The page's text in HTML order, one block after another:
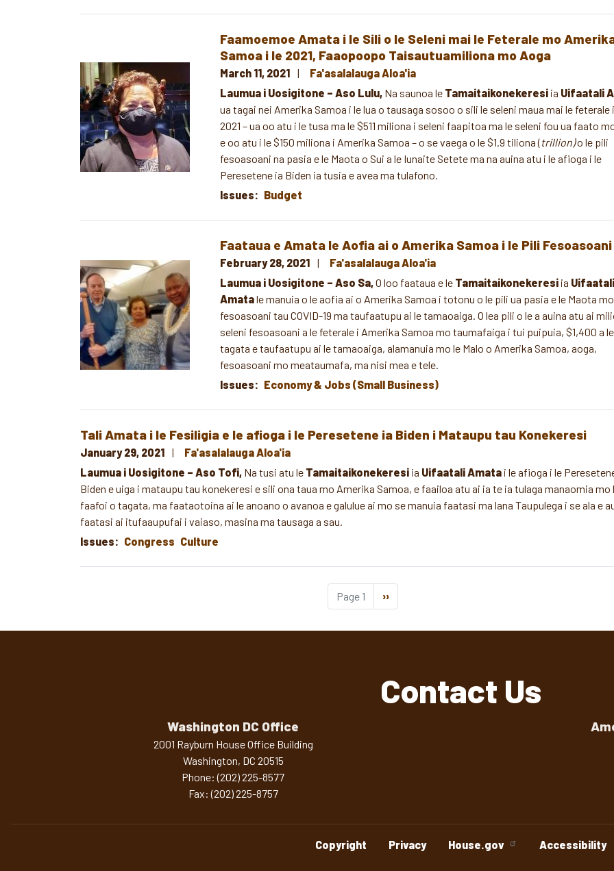
Image
Faamoemoe Amata i le Sili o le Seleni mai le Feterale mo
Samoa i le 2021, Faaopoopo Taisautuamiliona mo Aoga
March 11, 2021
Fa'asalalauga Aloa'ia
Laumua i Uosigitone – Aso Lulu, Na saunoa le Tamaitaikonekeresi ia Uifaatali
ua tagai nei Amerika Samoa i le lua o tausaga sosoo o sili le seleni maua mai le feterale
2021 – ua oo atu i le tusa ma le $511 miliona i seleni faapitoa ma le seleni fou ua faato
e oo atu i le $150 miliona i Amerika Samoa – o se vaega o le $1.9 tiliona (trillion)o le pili
fesoasoani na pasia e le Maota o Sui a le Iunaite Setete ma na auina atu i le afioga i le
Peresetene ia Biden ia tusia e avea ma tulafono.
Issues: Budget
Image
Faataua e Amata le Aofia ai o Amerika Samoa i le Pili Fesoasoani
February 28, 2021
Fa'asalalauga Aloa'ia
Laumua i Uosigitone – Aso Sa,O loo faataua e le Tamaitaikonekeresi ia Uifaatali
Amatale manuia o le aofia ai o Amerika Samoa i totonu o le pili ua pasia e le Maota mo
fesoasoani tau COVID-19 ma taufaatupu ai le tamaoaiga. O lea pili o le a auina atu ai
seleni fesoasoani a le feterale i Amerika Samoa mo taumafaiga i tui puipuia, $1,400 a le
tagata e taufaatupu ai le tamaoaiga, alamanuia mo le Malo o Amerika Samoa, aoga,
fesoasoani mo meataumafa, ma nisi mea e tele.
Issues: Economy & Jobs (Small Business)
Tali Amata i le Fesiligia e le afioga i le Peresetene ia Biden i Mataupu tau Konekeresi
January 29, 2021
Fa'asalalauga Aloa'ia
Laumua i Uosigitone – Aso Tofi, Na tusi atu le Tamaitaikonekeresi ia Uifaatali Amata i le afioga i le
Biden e uiga i mataupu tau konekeresi e sili ona taua mo Amerika Samoa, e faailoa atu ai ia te ia tulaga manaomia mo
faafoi o tagata, ma faataotoina ai le anoano o avanoa e galulue ai mo se manuia faatasi ma lana Taupulega i se ala e
faatasi ai itufaaupufai i vaiaso, masina ma tausaga a sau.
Issues: Congress Culture
Page 1
Next
page
››
Contact Us
Washington DC Office
2001 Rayburn House Office Building
Washington, DC20515
Phone:(202) 225-8577
Fax:(202) 225-8757
Copyright Privacy House.gov Accessibility